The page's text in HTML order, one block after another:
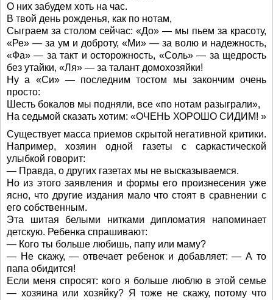
О них забудем хоть на час.
В твой день рожденья, как по нотам,
Сыграем за столом сейчас: «До» — мы пьем за красоту,
«Ре» — за ум и доброту, «Ми» — за волю и надежность,
«Фа» — за такт и осторожность, «Соль» — за щедрость
без утайки, «Ля» — за талант домохозяйки!
Ну а «Си» — последним тостом мы закончим очень
просто:
Шесть бокалов мы подняли, все «по нотам разыграли»,
На седьмой сказать хотим: «ОЧЕНЬ ХОРОШО СИДИМ! »
Существует масса приемов скрытой негативной критики.
Например, хозяин одной газеты с саркастической
улыбкой говорит:
— Правда, о других газетах мы не высказываемся.
Но из этого заявления и формы его произнесения уже
ясно, что другие издания мало что стоят в сравнении с
его собственным.
Эта шитая белыми нитками дипломатия напоминает
детскую. Ребенка спрашивают:
— Кого ты больше любишь, папу или маму?
— Не скажу, — отвечает ребенок и добавляет: — А то
папа обидится!
Если меня спросят: кого я больше люблю в этой семье
— хозяина или хозяйку? Я тоже не скажу, потому что